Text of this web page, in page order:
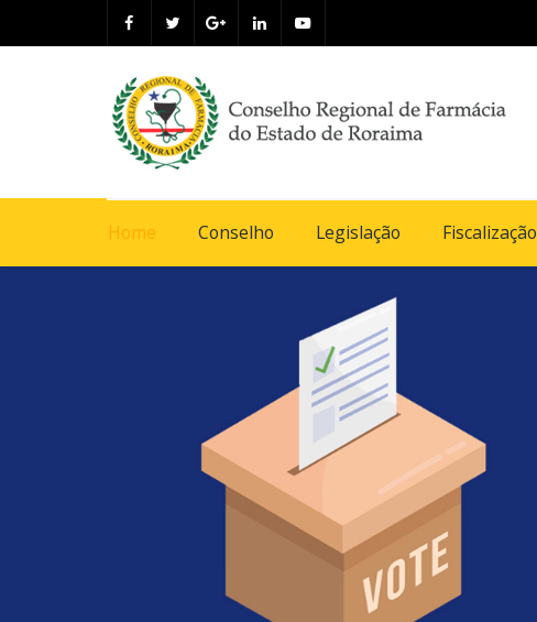
Home Conselho Legislação Fiscalização